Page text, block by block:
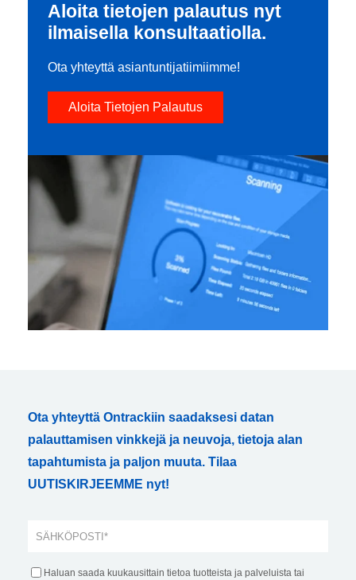
Aloita tietojen palautus nyt
ilmaisella konsultaatiolla.
Ota yhteyttä asiantuntijatiimiimme!
Aloita Tietojen Palautus
Ota yhteyttä Ontrackiin saadaksesi datan
palauttamisen vinkkejä ja neuvoja, tietoja alan
tapahtumista ja paljon muuta. Tilaa
UUTISKIRJEEMME nyt!
Haluan saada kuukausittain tietoa tuotteista ja palveluista tai